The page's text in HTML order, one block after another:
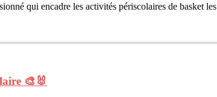
qui encadre les activités périscolaires de basket
🎨🐰